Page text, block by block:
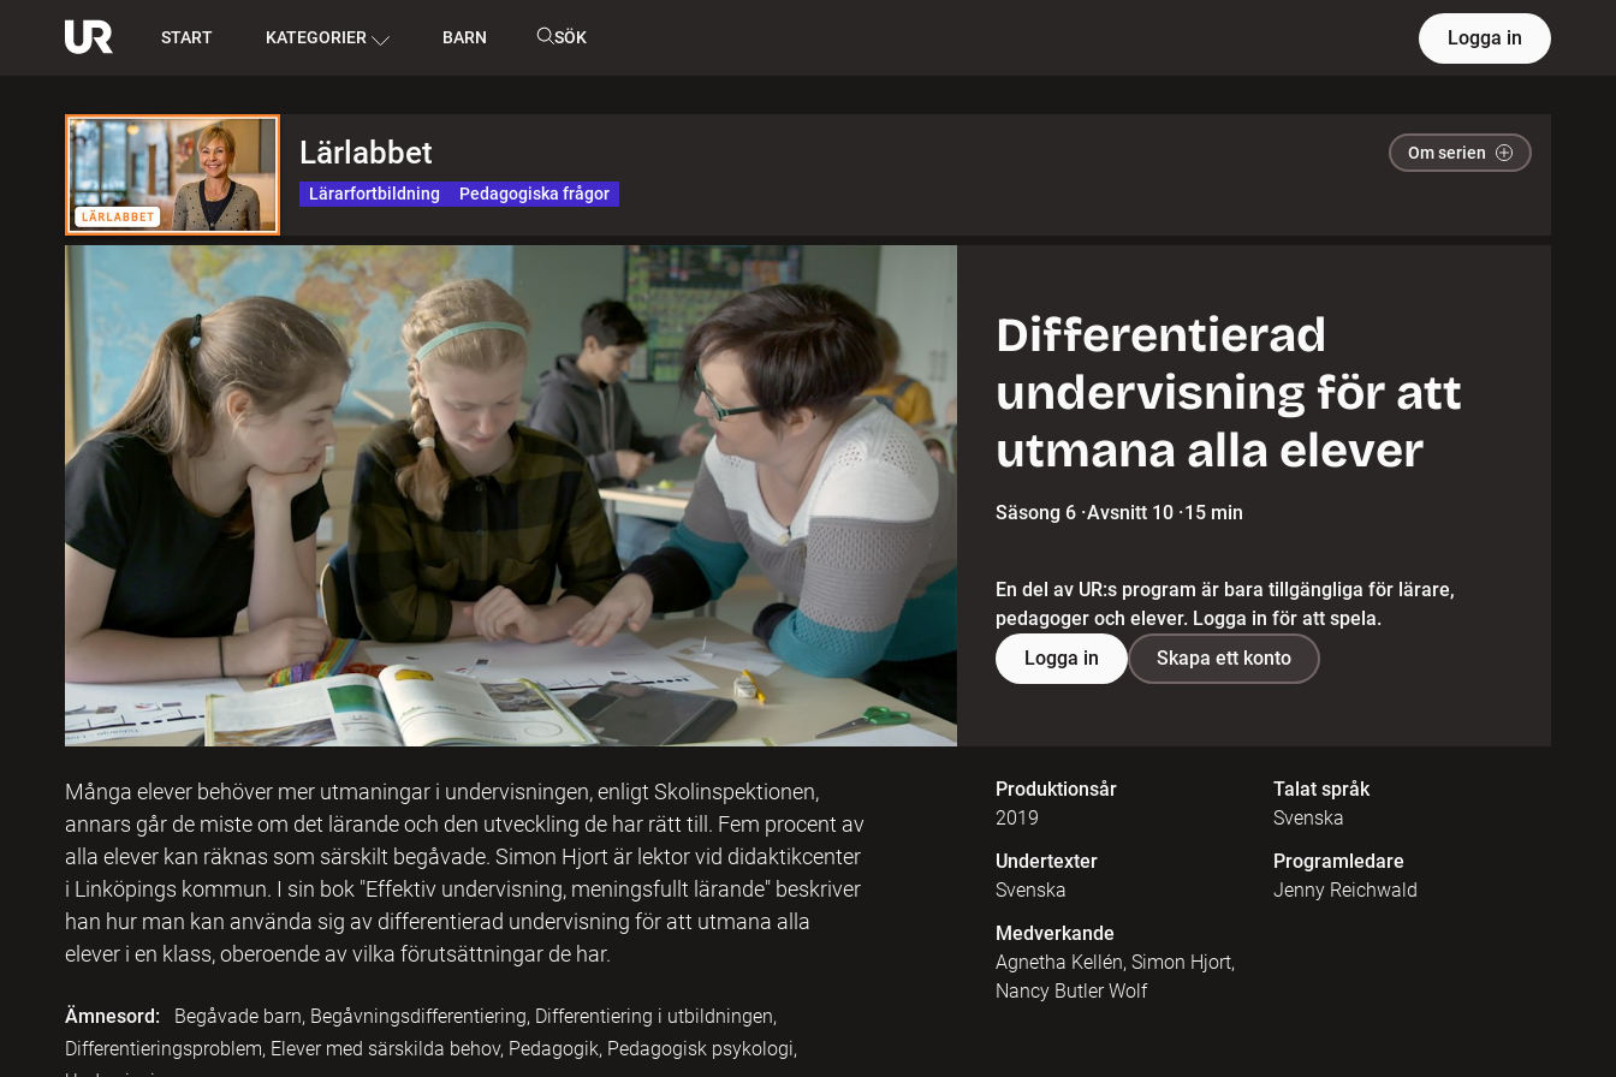
START KATEGORIER BARN SÖK Logga in
Lärlabbet Om serien
Lärarfortbildning Pedagogiska frågor
Differentierad
undervisning för att
utmana alla elever
Säsong 6 ·Avsnitt 10 ·15 min
En del av UR:s program är bara tillgängliga för lärare,
pedagoger och elever. Logga in för att spela.
Logga in
Skapa ett konto
Många elever behöver mer utmaningar i undervisningen, enligt Skolinspektionen,
annars går de miste om det lärande och den utveckling de har rätt till. Fem procent av
alla elever kan räknas som särskilt begåvade. Simon Hjort är lektor vid didaktikcenter
i Linköpings kommun. I sin bok "Effektiv undervisning, meningsfullt lärande" beskriver
han hur man kan använda sig av differentierad undervisning för att utmana alla
elever i en klass, oberoende av vilka förutsättningar de har.
Ämnesord:
Begåvade barn, Begåvningsdifferentiering, Differentiering i utbildningen,
Differentieringsproblem, Elever med särskilda behov, Pedagogik, Pedagogisk psykologi,
Produktionsår
2019
Talat språk
Svenska
Undertexter
Svenska
Programledare
Jenny Reichwald
Medverkande
Agnetha Kellén, Simon Hjort,
Nancy Butler Wolf